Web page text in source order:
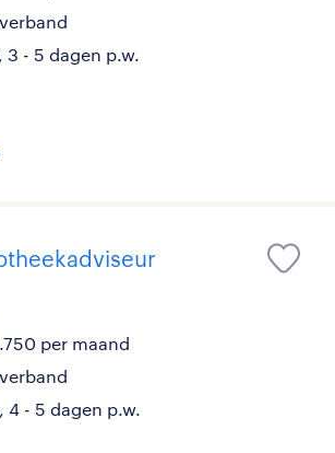
3 - 5 dagen p.w.
per maand
4 - 5 dagen p.w.